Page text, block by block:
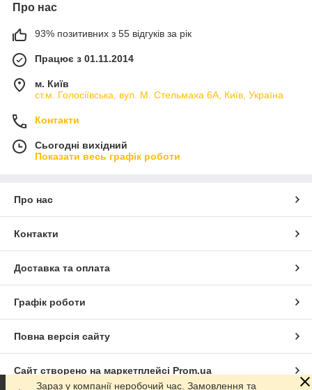
Про нас
93% позитивних з 55 відгуків за рік
Працює з 01.11.2014
м. Київ
ст.м. Голосіївська, вул. М. Стельмаха 6А, Київ, Україна
Контакти
Сьогодні вихідний
Показати весь графік роботи
Про нас
Контакти
Доставка та оплата
Графік роботи
Повна версія сайту
Сайт створено на маркетплейсі Prom.ua
Зараз у компанії неробочий час. Замовлення та